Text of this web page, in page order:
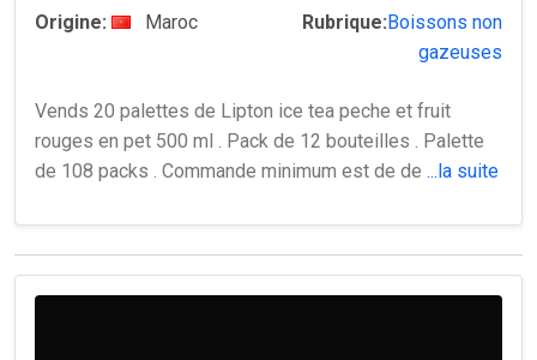
Origine:
Maroc Rubrique: Boissons non
gazeuses
Vends 20 palettes de Lipton ice tea peche et fruit
rouges en pet 500 ml . Pack de 12 bouteilles . Palette
de 108 packs . Commande minimum est de de ...la suite